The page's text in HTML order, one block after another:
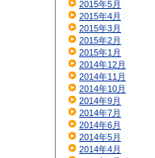
2015年5月
2015年4月
2015年3月
2015年2月
2015年1月
2014年12月
2014年11月
2014年10月
2014年9月
2014年7月
2014年6月
2014年5月
2014年4月